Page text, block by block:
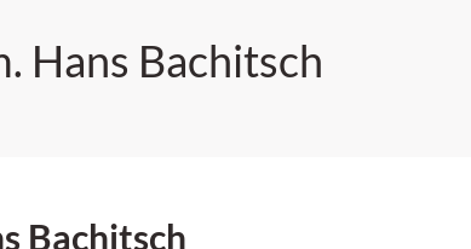
Hans Bachitsch
Bachitsch